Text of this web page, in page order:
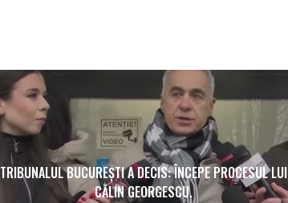
TRIBUNALUL BUCUREȘTI A DECIS: ÎNCEPE PROCESUL LUI
CĂLIN GEORGESCU.